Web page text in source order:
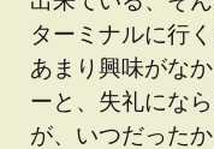
ターミナルに行
あまり興味がな
ーと、失礼にな
が、いつだった